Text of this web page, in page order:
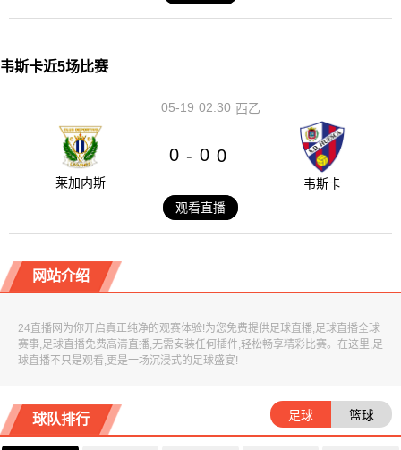
韦斯卡近5场比赛
02:30
05-19 西乙
莱加内斯
0 - 0 0
韦斯卡
观看直播
网站介绍
24直播网为你开启真正纯净的观赛体验!为您免费提供足球直播,足球直播全球
赛事,足球直播免费高清直播,无需安装任何插件,轻松畅享精彩比赛。在这里,足
球直播不只是观看,更是一场沉浸式的足球盛宴!
球队排行 足球 篮球